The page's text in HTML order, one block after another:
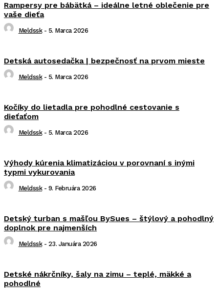
Rampersy pre bábätká – ideálne letné oblečenie pre
vaše dieťa
Meldssk - 5. Marca 2026
Detská autosedačka | bezpečnosť na prvom mieste
Meldssk - 5. Marca 2026
Kočíky do lietadla pre pohodlné cestovanie s
dieťaťom
Meldssk - 5. Marca 2026
Výhody kúrenia klimatizáciou v porovnaní s inými
typmi vykurovania
Meldssk - 9. Februára 2026
Detský turban s mašľou BySues – štýlový a pohodlný
doplnok pre najmenších
Meldssk - 23. Januára 2026
Detské nákrčníky, šaly na zimu – teplé, mäkké a
pohodlné